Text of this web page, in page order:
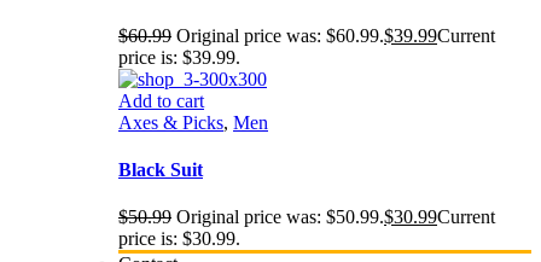
$60.99 Original price was: $60.99.$39.99Current
price is: $39.99.
Add to cart
Axes & Picks, Men
Black Suit
$50.99 Original price was: $50.99.$30.99Current
price is: $30.99.